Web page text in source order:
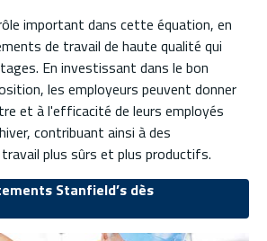
important dans cette équation, en
de travail de haute qualité qui
En investissant dans le bon
les employeurs peuvent donner
et à l'efficacité de leurs employés
contribuant ainsi à des
plus sûrs et plus productifs.
Stanfield’s dès